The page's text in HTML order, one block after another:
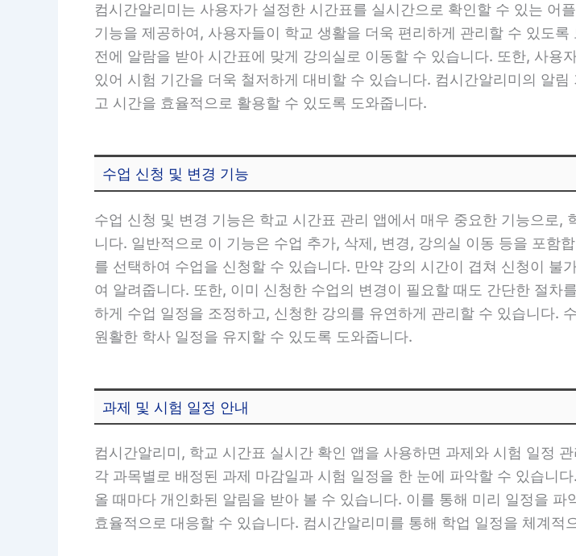
컴시간알리미는 사용자가 설정한 시간표를 실시간으로 확인할 수 있는 어
기능을 제공하여, 사용자들이 학교 생활을 더욱 편리하게 관리할 수 있도
전에 알람을 받아 시간표에 맞게 강의실로 이동할 수 있습니다. 또한, 사용
있어 시험 기간을 더욱 철저하게 대비할 수 있습니다. 컴시간알리미의 알
고 시간을 효율적으로 활용할 수 있도록 도와줍니다.
수업 신청 및 변경 기능
수업 신청 및 변경 기능은 학교 시간표 관리 앱에서 매우 중요한 기능으로
니다. 일반적으로 이 기능은 수업 추가, 삭제, 변경, 강의실 이동 등을 포함
를 선택하여 수업을 신청할 수 있습니다. 만약 강의 시간이 겹쳐 신청이
여 알려줍니다. 또한, 이미 신청한 수업의 변경이 필요할 때도 간단한 절차
하게 수업 일정을 조정하고, 신청한 강의를 유연하게 관리할 수 있습니다.
원활한 학사 일정을 유지할 수 있도록 도와줍니다.
과제 및 시험 일정 안내
컴시간알리미, 학교 시간표 실시간 확인 앱을 사용하면 과제와 시험 일정
각 과목별로 배정된 과제 마감일과 시험 일정을 한 눈에 파악할 수 있습니
올 때마다 개인화된 알림을 받아 볼 수 있습니다. 이를 통해 미리 일정을
효율적으로 대응할 수 있습니다. 컴시간알리미를 통해 학업 일정을 체계